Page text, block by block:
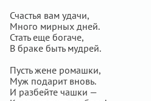
Счастья вам удачи,
Много мирных дней.
Стать еще богаче,
В браке быть мудрей.
Пусть жене ромашки,
Муж подарит вновь.
И разбейте чашки —